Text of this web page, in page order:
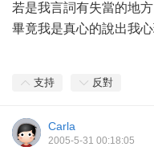
若是我言詞有失當的地
畢竟我是真心的說出我
支持 反對
Carla
2005-5-31 00:18:05